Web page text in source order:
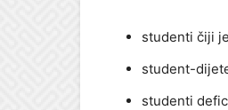
studenti čiji
student-
studenti